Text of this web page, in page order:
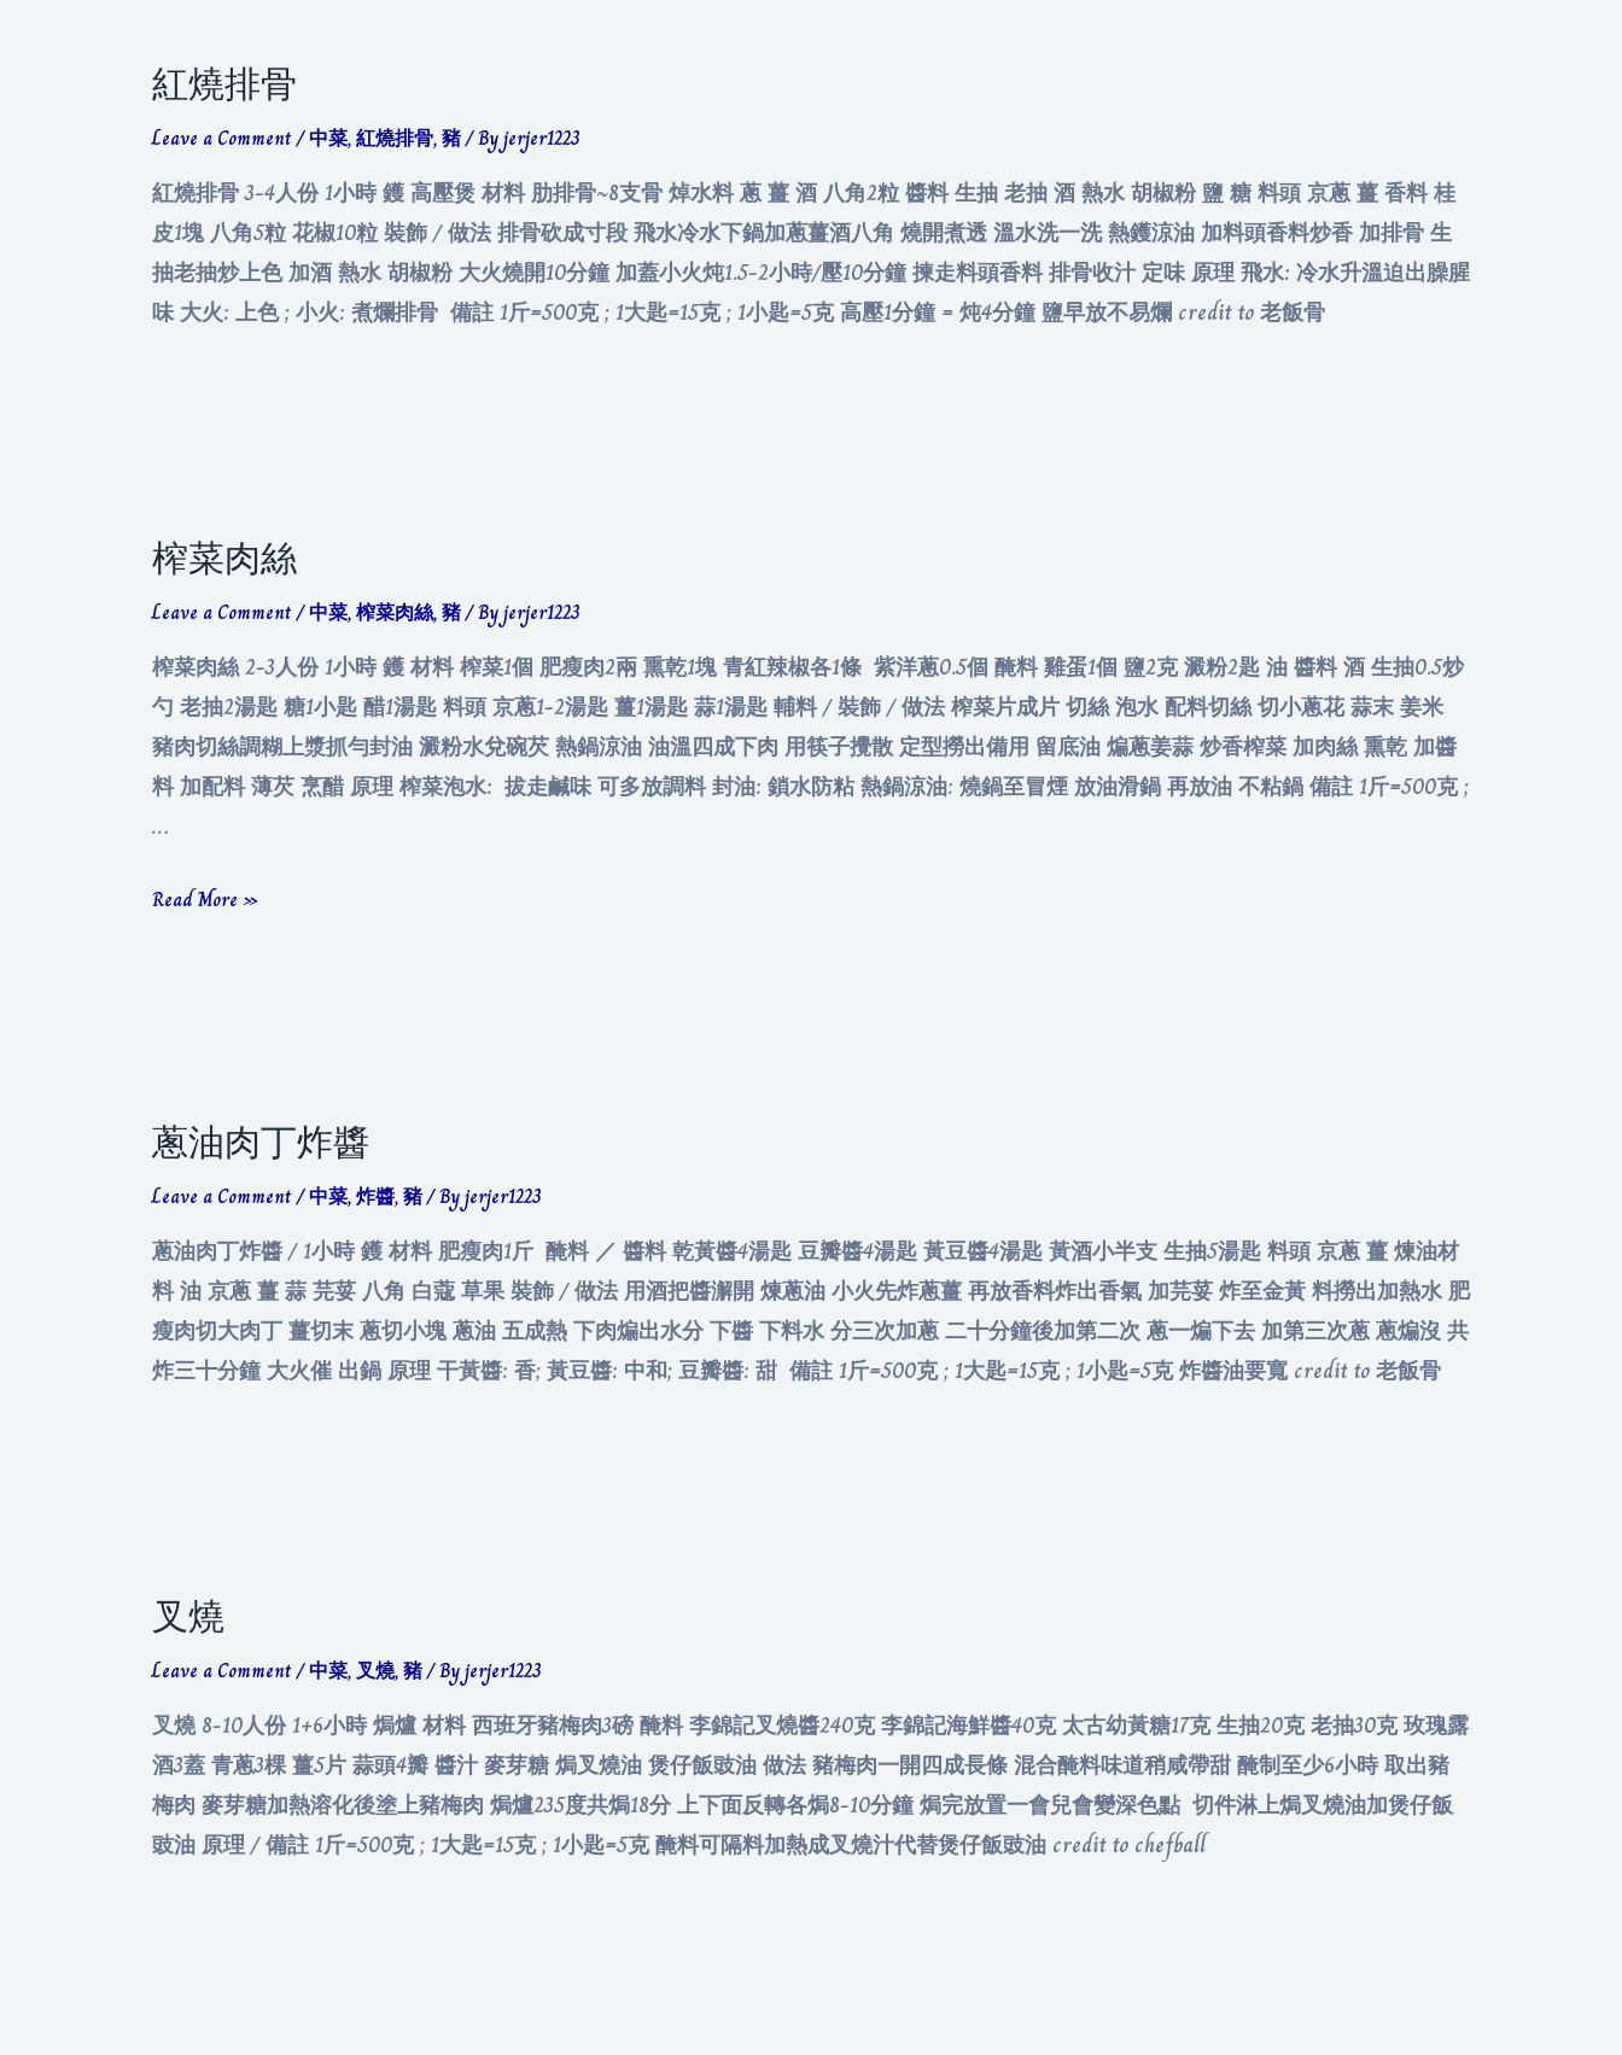
紅燒排骨
Leave a Comment/中菜,紅燒排骨,豬/ Byjerjer1223
紅燒排骨 3-4人份 1小時 鑊 高壓煲 材料 肋排骨~8支骨 焯水料 蔥 薑 酒 八角2粒 醬料 生抽 老抽 酒 熱水 胡椒粉 鹽 糖 料頭 京蔥 薑 香料 桂
皮1塊 八角5粒 花椒10粒 裝飾 / 做法 排骨砍成寸段 飛水冷水下鍋加蔥薑酒八角 燒開煮透 溫水洗一洗 熱鑊涼油 加料頭香料炒香 加排骨 生
抽老抽炒上色 加酒 熱水 胡椒粉 大火燒開10分鐘 加蓋小火炖1.5-2小時/壓10分鐘 揀走料頭香料 排骨收汁 定味 原理 飛水: 冷水升溫迫出臊腥
味 大火: 上色 ; 小火: 煮爛排骨 備註 1斤=500克 ; 1大匙=15克 ; 1小匙=5克 高壓1分鐘 = 炖4分鐘 鹽早放不易爛 credit to 老飯骨
榨菜肉絲
Leave a Comment/中菜,榨菜肉絲,豬/ Byjerjer1223
榨菜肉絲 2-3人份 1小時 鑊 材料 榨菜1個 肥瘦肉2兩 熏乾1塊 青紅辣椒各1條 紫洋蔥0.5個 醃料 雞蛋1個 鹽2克 澱粉2匙 油 醬料 酒 生抽0.5炒
勺 老抽2湯匙 糖1小匙 醋1湯匙 料頭 京蔥1-2湯匙 薑1湯匙 蒜1湯匙 輔料 / 裝飾 / 做法 榨菜片成片 切絲 泡水 配料切絲 切小蔥花 蒜末 姜米
豬肉切絲調糊上漿抓勻封油 澱粉水兌碗芡 熱鍋涼油 油溫四成下肉 用筷子攪散 定型撈出備用 留底油 煸蔥姜蒜 炒香榨菜 加肉絲 熏乾 加醬
料 加配料 薄芡 烹醋 原理 榨菜泡水: 拔走鹹味 可多放調料 封油: 鎖水防粘 熱鍋涼油: 燒鍋至冒煙 放油滑鍋 再放油 不粘鍋 備註 1斤=500克 ;
…
榨
Read More »
蔥油肉丁炸醬
Leave a Comment/中菜,炸醬,豬/ Byjerjer1223
蔥油肉丁炸醬 / 1小時 鑊 材料 肥瘦肉1斤 醃料 ／ 醬料 乾黃醬4湯匙 豆瓣醬4湯匙 黃豆醬4湯匙 黃酒小半支 生抽5湯匙 料頭 京蔥 薑 煉油材
料 油 京蔥 薑 蒜 芫荽 八角 白蔻 草果 裝飾 / 做法 用酒把醬澥開 煉蔥油 小火先炸蔥薑 再放香料炸出香氣 加芫荽 炸至金黃 料撈出加熱水 肥
瘦肉切大肉丁 薑切末 蔥切小塊 蔥油 五成熱 下肉煸出水分 下醬 下料水 分三次加蔥 二十分鐘後加第二次 蔥一煸下去 加第三次蔥 蔥煸沒 共
炸三十分鐘 大火催 出鍋 原理 干黃醬: 香; 黃豆醬: 中和; 豆瓣醬: 甜 備註 1斤=500克 ; 1大匙=15克 ; 1小匙=5克 炸醬油要寬 credit to 老飯骨
叉燒
Leave a Comment/中菜,叉燒,豬/ Byjerjer1223
叉燒 8-10人份 1+6小時 焗爐 材料 西班牙豬梅肉3磅 醃料 李錦記叉燒醬240克 李錦記海鮮醬40克 太古幼黃糖17克 生抽20克 老抽30克 玫瑰露
酒3蓋 青蔥3棵 薑5片 蒜頭4瓣 醬汁 麥芽糖 焗叉燒油 煲仔飯豉油 做法 豬梅肉一開四成長條 混合醃料味道稍咸帶甜 醃制至少6小時 取出豬
梅肉 麥芽糖加熱溶化後塗上豬梅肉 焗爐235度共焗18分 上下面反轉各焗8-10分鐘 焗完放置一會兒會變深色點 切件淋上焗叉燒油加煲仔飯
豉油 原理 / 備註 1斤=500克 ; 1大匙=15克 ; 1小匙=5克 醃料可隔料加熱成叉燒汁代替煲仔飯豉油 credit to chefball